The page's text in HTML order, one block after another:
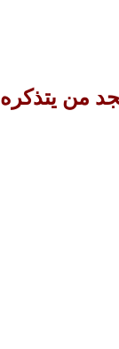
من يتذكره